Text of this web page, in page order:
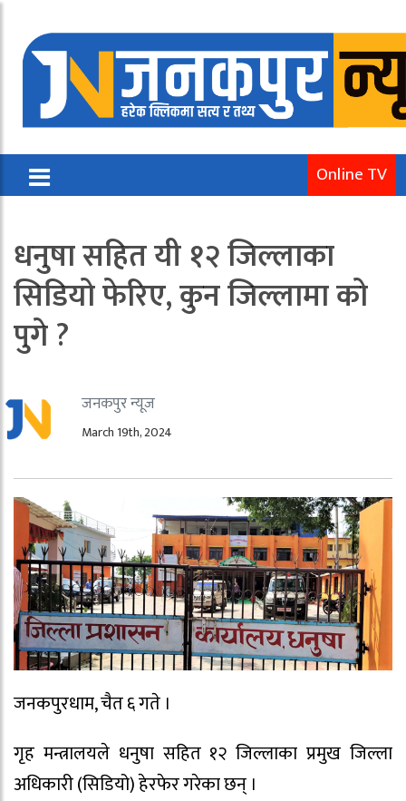
Online TV
धनुषा सहित यी १२ जिल्लाका
सिडियो फेरिए, कुन जिल्लामा को
पुगे ?
जनकपुर न्यूज
March 19th, 2024
जनकपुरधाम, चैत ६ गते ।
गृह मन्त्रालयले धनुषा सहित १२ जिल्लाका प्रमुख जिल्ला
अधिकारी (सिडियो) हेरफेर गरेका छन् ।